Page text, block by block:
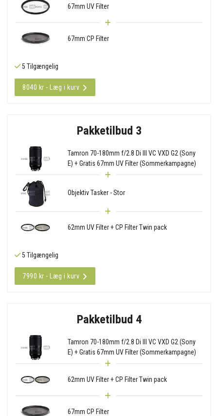
67mm UV Filter
67mm CP Filter
5 Tilgængelig
8040 kr - Læg i kurv
Pakketilbud 3
Tamron 70-180mm f/2.8 Di III VC VXD G2 (Sony
E) + Gratis 67mm UV Filter (Sommerkampagne)
Objektiv Tasker - Stor
62mm UV Filter + CP Filter Twin pack
5 Tilgængelig
7990 kr - Læg i kurv
Pakketilbud 4
Tamron 70-180mm f/2.8 Di III VC VXD G2 (Sony
E) + Gratis 67mm UV Filter (Sommerkampagne)
62mm UV Filter + CP Filter Twin pack
67mm CP Filter